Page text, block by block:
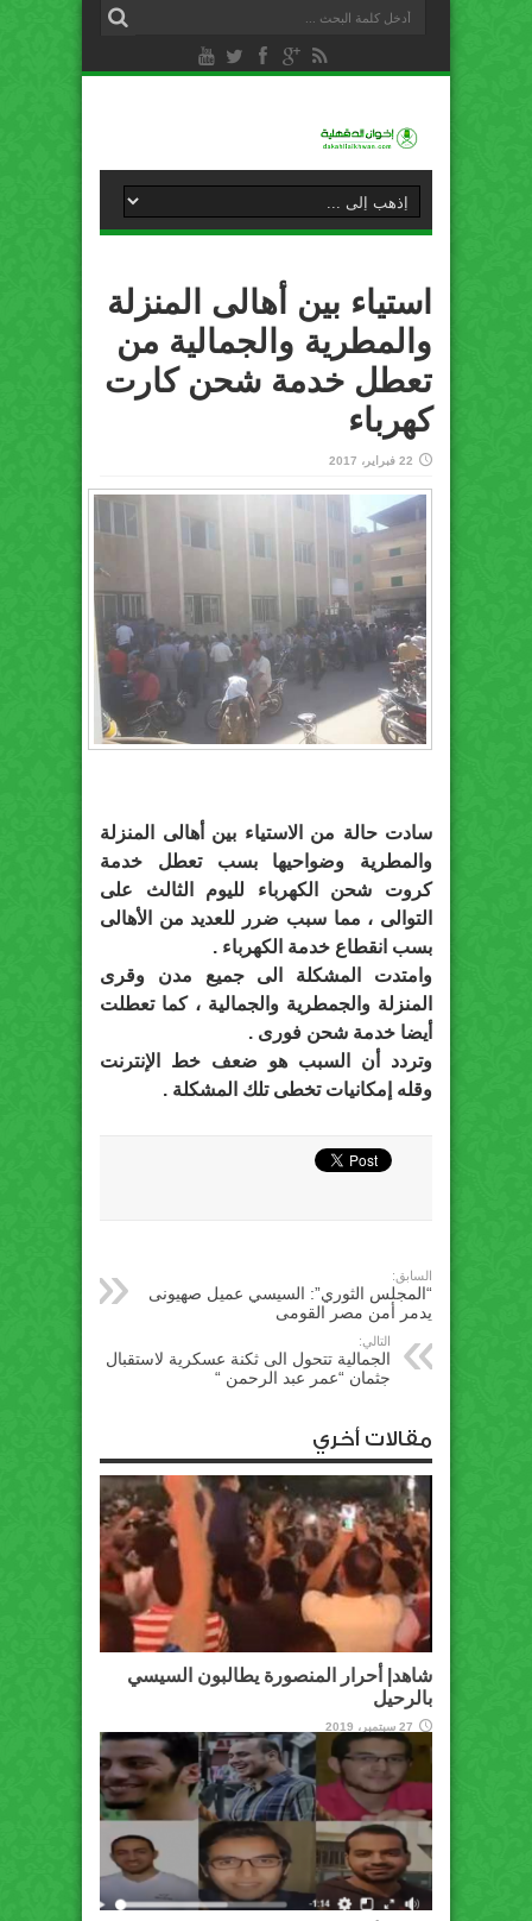
استياء بين أهالى المنزلة
والمطرية والجمالية من
تعطل خدمة شحن كارت
كهرباء
22 فبراير، 2017
سادت حالة من الاستياء بين أهالى المنزلة
والمطرية وضواحيها بسب تعطل خدمة
كروت شحن الكهرباء لليوم الثالث على
التوالى ، مما سبب ضرر للعديد من الأهالى
بسب انقطاع خدمة الكهرباء .
وامتدت المشكلة الى جميع مدن وقرى
المنزلة والجمطرية والجمالية ، كما تعطلت
أيضا خدمة شحن فورى .
وتردد أن السبب هو ضعف خط الإنترنت
وقله إمكانيات تخطى تلك المشكلة .
السابق:
“المجلس الثوري”: السيسي عميل صهيونى
يدمر أمن مصر القومى
التالي:
الجمالية تتحول الى ثكنة عسكرية لاستقبال
جثمان “عمر عبد الرحمن “
مقالات أخري
شاهد| أحرار المنصورة يطالبون السيسي
بالرحيل
27 سبتمبر، 2019